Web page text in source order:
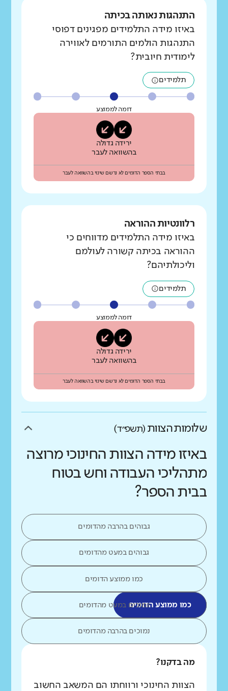
התנהגות נאותה בכיתה
באיזו מידה התלמידים מפגינים דפוסי
התנהגות הולמים התורמים לאווירה
לימודית חיובית?
תלמידים
דומה לממוצע
ירידה גדולה
בהשוואה לעבר
בבתי הספר הדומים לא נרשם שינוי בהשוואה לעבר
רלוונטיות ההוראה
באיזו מידה התלמידים מדווחים כי
ההוראה בכיתה קשורה לעולמם
וליכולתיהם?
תלמידים
דומה לממוצע
ירידה גדולה
בהשוואה לעבר
בבתי הספר הדומים לא נרשם שינוי בהשוואה לעבר
שלומות הצוות (תשפ״ד)
באיזו מידה הצוות החינוכי מרוצה
מתהליכי העבודה וחש בטוח
בבית הספר?
גבוהים בהרבה מהדומים
גבוהים במעט מהדומים
כמו ממוצע הדומים
כמו ממוצע הדומיםנמוכים במעט מהדומים
נמוכים בהרבה מהדומים
מה בדקנו?
הצוות החינוכי ורווחתו הם המשאב החשוב